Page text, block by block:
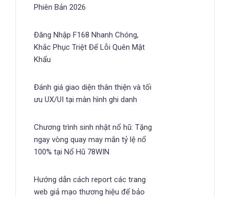
Phiên Bản 2026
Đăng Nhập F168 Nhanh Chóng,
Khắc Phục Triệt Để Lỗi Quên Mật
Khẩu
Đánh giá giao diện thân thiện và tối
ưu UX/UI tại màn hình ghi danh
Chương trình sinh nhật nổ hũ: Tặng
ngay vòng quay may mắn tỷ lệ nổ
100% tại Nổ Hũ 78WIN
Hướng dẫn cách report các trang
web giả mạo thương hiệu để bảo